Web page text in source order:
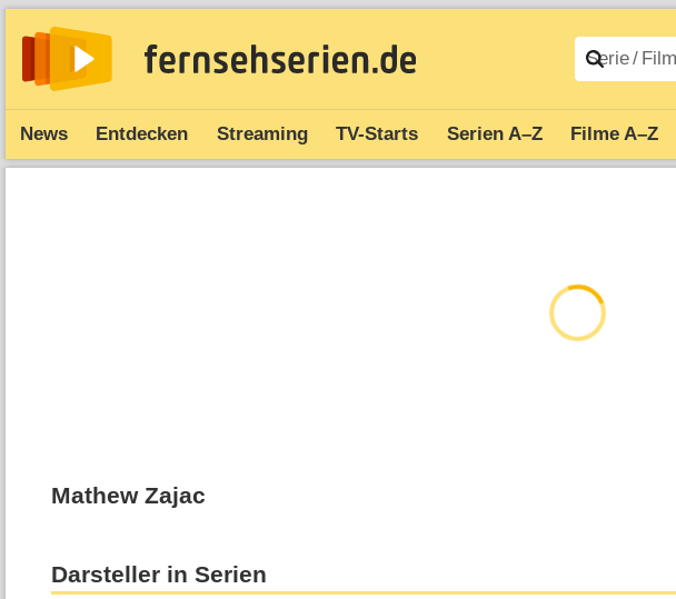
News Entdecken Streaming TV-Starts Serien A–Z Filme A–Z
Mathew Zajac
Darsteller in Serien